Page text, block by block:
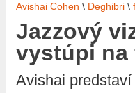
Terra Incognita
Putujúce mesto
Rozvoj
prostredníctvom
Sándor Márai
Avishai Cohen \ Deghibri \
Jazzový
vystúpi na
Avishai